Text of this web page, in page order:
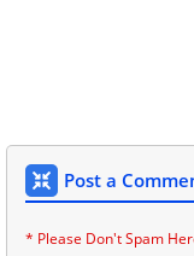
Post a
* Please Don't Spam